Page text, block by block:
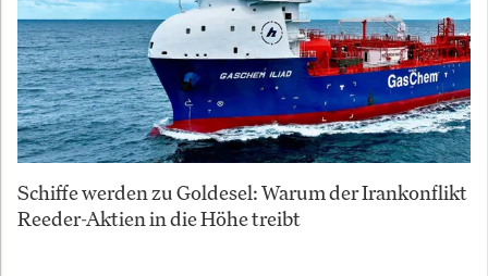
Schiffe werden zu Goldesel: Warum der Irankonflikt
Reeder-Aktien in die Höhe treibt